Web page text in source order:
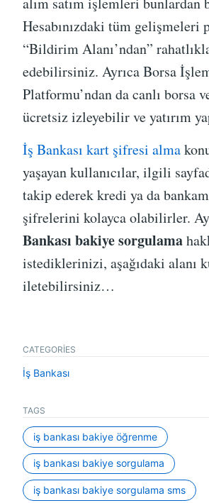
Hesabınızdaki tüm gelişmeleri
“Bildirim Alanı’ndan”
edebilirsiniz. Ayrıca Borsa
Platformu’ndan da canlı borsa
ücretsiz izleyebilir ve yatırım
İş Bankası kart şifresi alma
yaşayan kullanıcılar, ilgili
takip ederek kredi ya da
şifrelerini kolayca olabilirler.
Bankası bakiye sorgulama
istediklerinizi, aşağıdaki alanı
iletebilirsiniz…
CATEGORIES
İş Bankası
TAGS
i̇ş bankası bakiye öğrenme
i̇ş bankası bakiye sorgulama
i̇ş bankası bakiye sorgulama sms